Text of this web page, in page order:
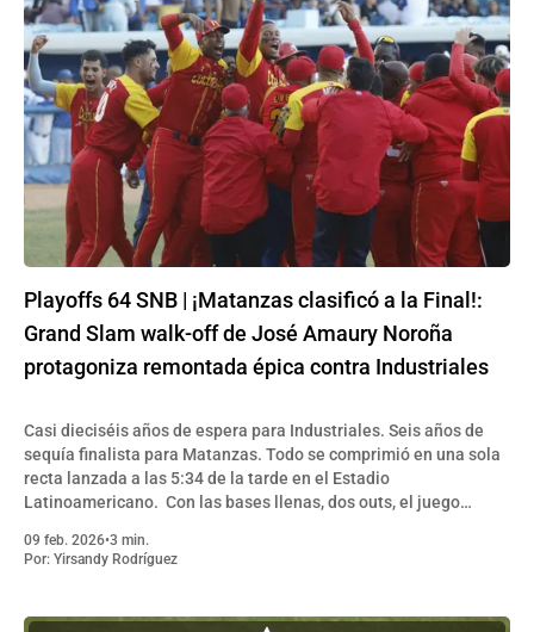
Playoffs 64 SNB | ¡Matanzas clasificó a la Final!:
Grand Slam walk-off de José Amaury Noroña
protagoniza remontada épica contra Industriales
Casi dieciséis años de espera para Industriales. Seis años de
sequía finalista para Matanzas. Todo se comprimió en una sola
recta lanzada a las 5:34 de la tarde en el Estadio
Latinoamericano. Con las bases llenas, dos outs, el juego
09 feb. 2026•3 min.
Por: Yirsandy Rodríguez